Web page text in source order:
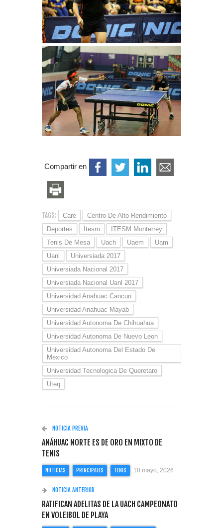
Compartir en
TAGS: Care
Centro De Alto Rendimiento
Deportes
Itesm
ITESM Monterrey
Tenis De Mesa
Uach Uaem
Uam
Uanl
Universiada 2017
Universiada Nacional 2017
Universiada Nacional Uanl 2017
Universidad Anahuac Cancun
Universidad Anahuac Mayab
Universidad Autonoma De Chihuahua
Universidad Autonoma De Nuevo Leon
Universidad Autonoma Del Estado De
Mexico
Universidad Tecnologica De Queretaro
Uteq
NOTICIA PREVIA
ANÁHUAC NORTE ES DE ORO EN MIXTO DE
TENIS
NOTICIAS PRINCIPALES TENIS 10 mayo, 2026
NOTICIA ANTERIOR
RATIFICAN ADELITAS DE LA UACH CAMPEONATO
EN VOLEIBOL DE PLAYA